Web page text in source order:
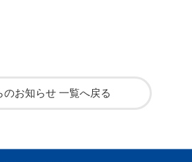
のお知らせ 一覧へ戻る